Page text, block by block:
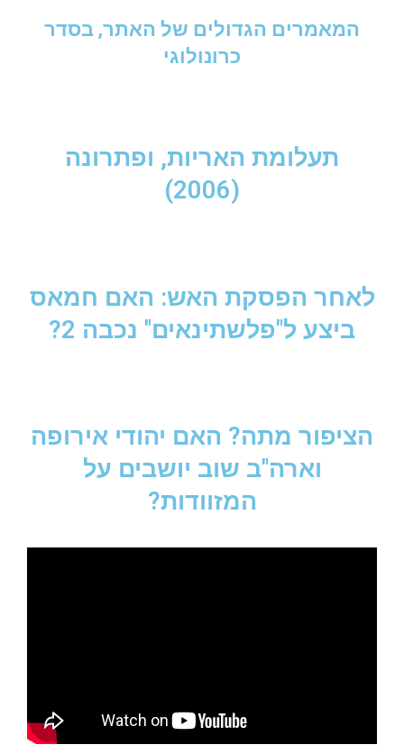
המאמרים הגדולים של האתר, בסדר
כרונולוגי
תעלומת האריות, ופתרונה
(2006)
לאחר הפסקת האש: האם חמאס
ביצע ל"פלשתינאים" נכבה 2?
הציפור מתה? האם יהודי אירופה
וארה"ב שוב יושבים על
המזוודות?